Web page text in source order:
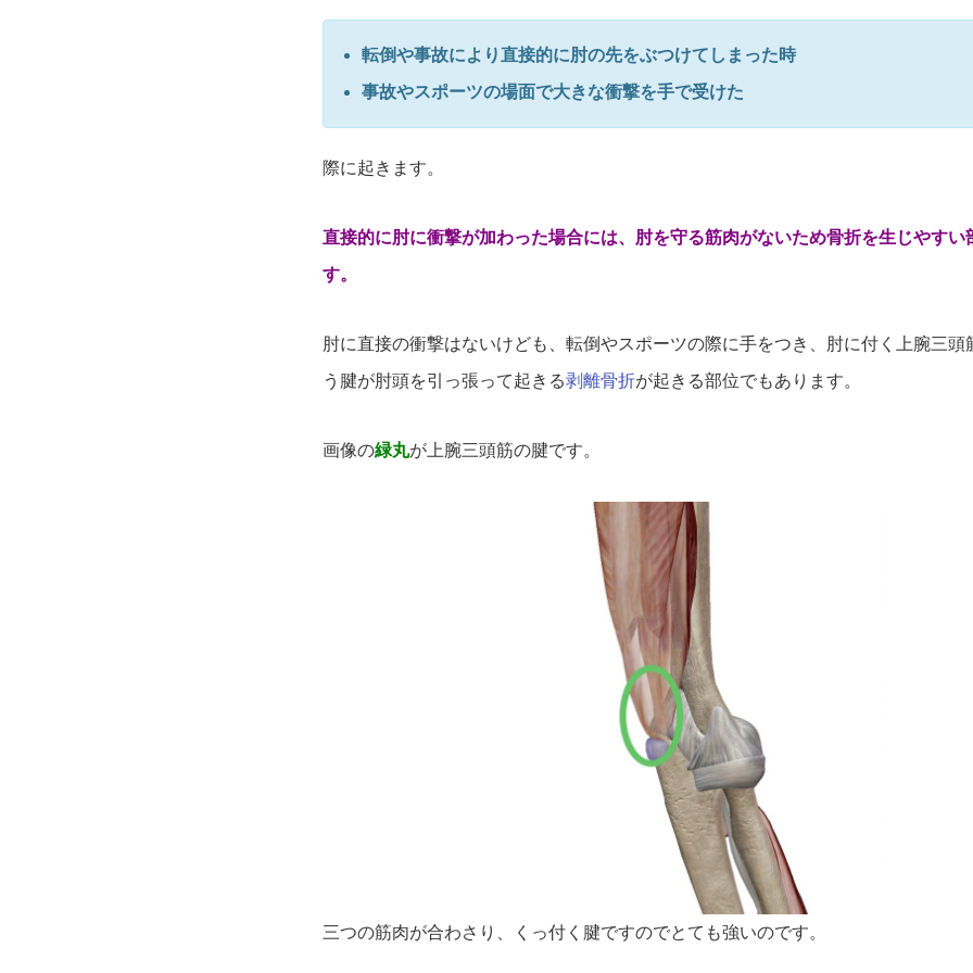
転倒や事故により直接的に肘の先をぶつけてしまった時
事故やスポーツの場面で大きな衝撃を手で受けた
際に起きます。
直接的に肘に衝撃が加わった場合には、肘を守る筋肉がないため骨折を生じやすい
す。
肘に直接の衝撃はないけども、転倒やスポーツの際に手をつき、肘に付く上腕三頭
う腱が肘頭を引っ張って起きる剥離骨折が起きる部位でもあります。
画像の緑丸が上腕三頭筋の腱です。
三つの筋肉が合わさり、くっ付く腱ですのでとても強いのです。